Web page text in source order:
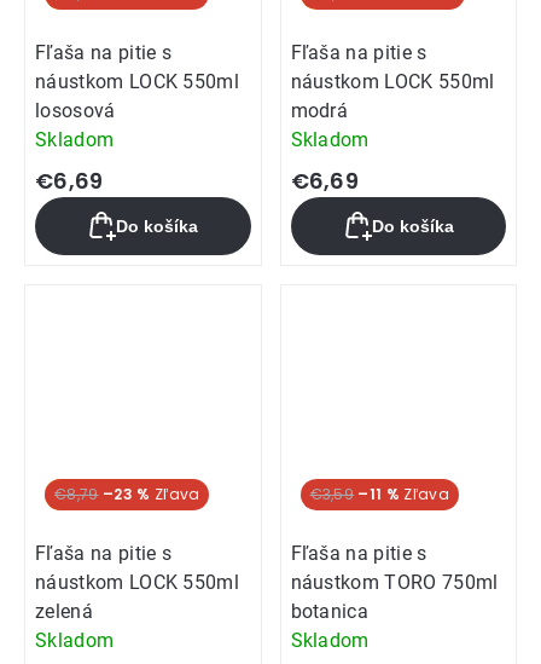
Fľaša na pitie s
náustkom LOCK 550ml
lososová
Skladom
€6,69
Do košíka
Fľaša na pitie s
náustkom LOCK 550ml
modrá
Skladom
€6,69
Do košíka
Akcia
€8,79 –23 %
Fľaša na pitie s
náustkom LOCK 550ml
zelená
Skladom
€3,59 –11 %
Fľaša na pitie s
náustkom TORO 750ml
botanica
Skladom